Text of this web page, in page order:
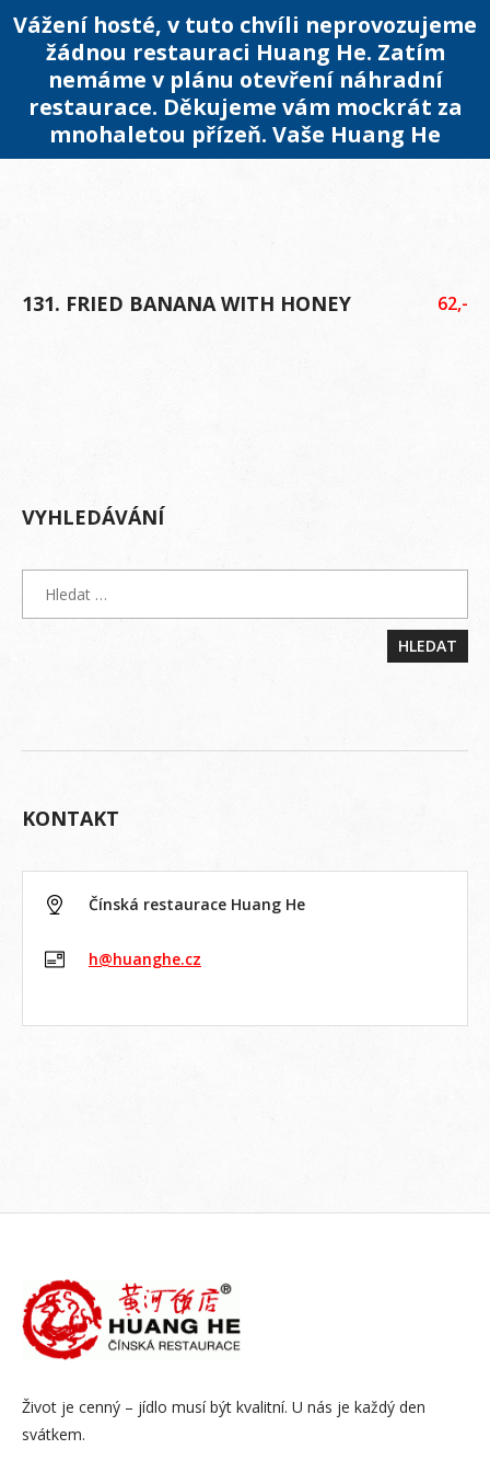
Vážení hosté, v tuto chvíli neprovozujeme
žádnou restauraci Huang He. Zatím
nemáme v plánu otevření náhradní
restaurace. Děkujeme vám mockrát za
mnohaletou přízeň. Vaše Huang He
131. FRIED BANANA WITH HONEY 62,-
VYHLEDÁVÁNÍ
KONTAKT
Čínská restaurace Huang He
h@huanghe.cz
Život je cenný – jídlo musí být kvalitní. U nás je každý den
svátkem.